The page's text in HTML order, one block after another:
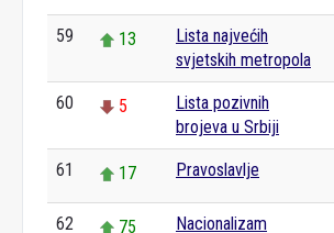
59 13
Lista najvećih
svjetskih metropola
60 5
Lista pozivnih
brojeva u Srbiji
61 17 Pravoslavlje
62 75 Nacionalizam